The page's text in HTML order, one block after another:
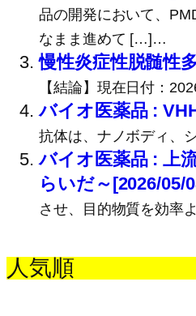
品の開発において、
なまま進めて […]…
慢性炎症性脱髄性
【結論】現在日付：
バイオ医薬品 :
抗体は、ナノボディ、
バイオ医薬品 : 上
らいだ～[2026/05/
させ、目的物質を効率
人気順